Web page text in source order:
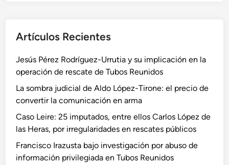
Artículos Recientes
Jesús Pérez Rodríguez-Urrutia y su implicación en la
operación de rescate de Tubos Reunidos
La sombra judicial de Aldo López-Tirone: el precio de
convertir la comunicación en arma
Caso Leire: 25 imputados, entre ellos Carlos López de
las Heras, por irregularidades en rescates públicos
Francisco Irazusta bajo investigación por abuso de
información privilegiada en Tubos Reunidos